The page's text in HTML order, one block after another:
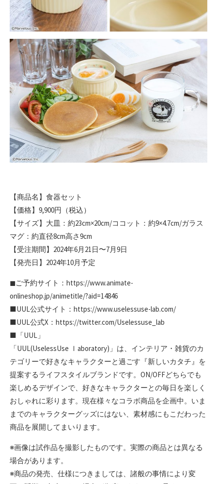
【商品名】食器セット
【価格】9,900円（税込）
【サイズ】大皿：約23cm×20cm/ココット：約9×4.7cm/ガラス
マグ：約直径8cm高さ9cm
【受注期間】2024年6月21日〜7月9日
【発売日】2024年10月予定
◼︎ご予約サイト：https://www.animate-
onlineshop.jp/animetitle/?aid=14846
■UUL公式サイト：https://www.uselessuse-lab.com/
■UUL公式X：https://twitter.com/Uselessuse_lab
■「UUL」
「UUL(UselessUse ｌaboratory)」は、インテリア・雑貨のカ
テゴリーで好きなキャラクターと過ごす『新しいカタチ』を
提案するライフスタイルブランドです。ON/OFFどちらでも
楽しめるデザインで、好きなキャラクターとの毎日を楽しく
おしゃれに彩ります。現在様々なコラボ商品を企画中。いま
までのキャラクターグッズにはない、素材感にもこだわった
商品を展開してまいります。
※画像は試作品を撮影したものです。実際の商品とは異なる
場合があります。
※商品の発売、仕様につきましては、諸般の事情により変